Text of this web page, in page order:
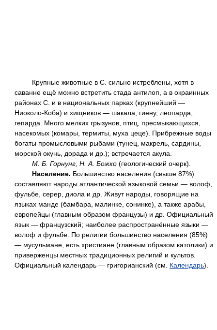
Крупные животные в С. сильно истреблены, хотя в
саванне ещё можно встретить стада антилоп, а в окраинных
районах С. и в национальных парках (крупнейший —
Ниоколо-Коба) и хищников — шакала, гиену, леопарда,
гепарда. Много мелких грызунов, птиц, пресмыкающихся,
насекомых (комары, термиты, муха цеце). Прибрежные воды
богаты промысловыми рыбами (тунец, макрель, сардины,
морской окунь, дорада и др.); встречается акула.
М. Б. Горнунг, Н. А. Божко (геологический очерк).
Население. Большинство населения (свыше 87%)
составляют народы атлантической языковой семьи — волоф,
фульбе, серер, диола и др. Живут народы, говорящие на
языках манде (бамбара, малинке, сонинке), а также арабы,
европейцы (главным образом французы) и др. Официальный
язык — французский; наиболее распространённые языки —
волоф и фульбе. По религии большинство населения (85%)
— мусульмане, есть христиане (главным образом католики) и
приверженцы местных традиционных религий и культов.
Официальный календарь — григорианский (см. Календарь).